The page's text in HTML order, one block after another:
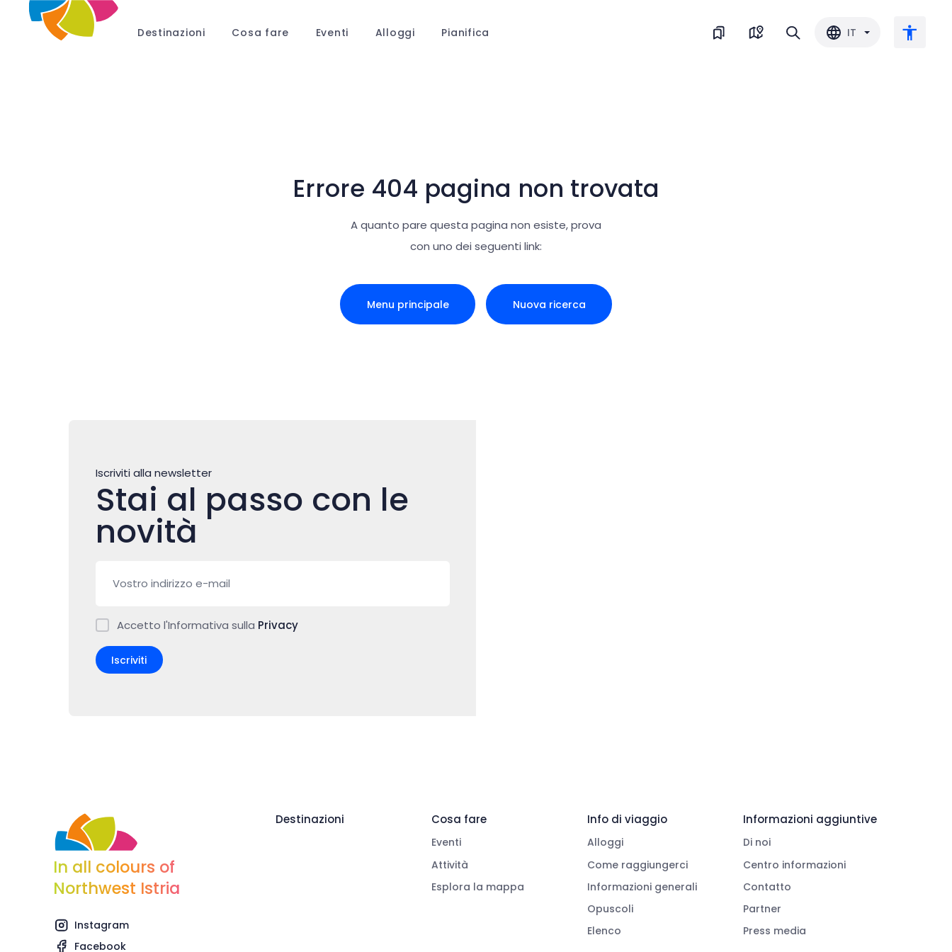
Destinazioni Cosa fare Eventi Alloggi Pianifica IT
Errore 404 pagina non trovata
A quanto pare questa pagina non esiste, prova
con uno dei seguenti link:
Menu principale Nuova ricerca
Iscriviti alla newsletter
Stai al passo con le
novità
Accetto l'Informativa sulla Privacy
Iscriviti
In all colours of
Northwest Istria
Instagram
Facebook
Destinazioni Cosa fare
Eventi
Attività
Esplora la mappa
Info di viaggio
Alloggi
Come raggiungerci
Informazioni generali
Opuscoli
Elenco
Informazioni aggiuntive
Di noi
Centro informazioni
Contatto
Partner
Press media